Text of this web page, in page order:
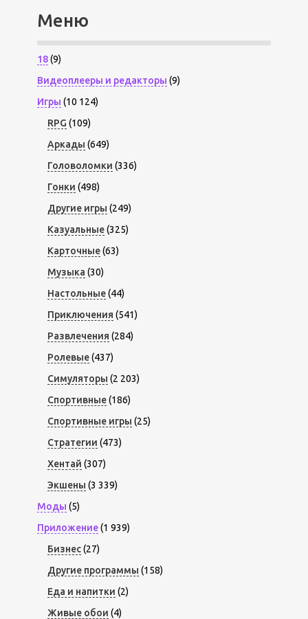
Меню
18(9)
Видеоплееры и редакторы (9)
Игры (10 124)
RPG (109)
Аркады (649)
Головоломки (336)
Гонки (498)
Другие игры (249)
Казуальные(325)
Карточные(63)
Музыка (30)
Настольные(44)
Приключения (541)
Развлечения (284)
Ролевые(437)
Симуляторы (2 203)
Спортивные(186)
Спортивные игры (25)
Стратегии (473)
Хентай (307)
Экшены (3 339)
Моды (5)
Приложение(1 939)
Бизнес(27)
Другие программы (158)
Еда и напитки (2)
Живые обои (4)